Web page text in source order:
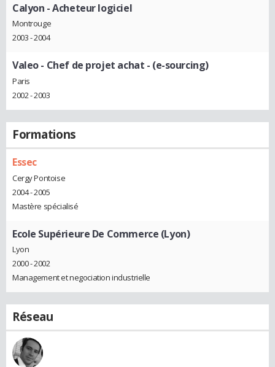
Calyon - Acheteur logiciel
Montrouge
2003 - 2004
Valeo- Chef de projet achat - (e-sourcing)
Paris
2002 - 2003
Formations
Essec
Cergy Pontoise
2004 - 2005
Mastère spécialisé
Ecole Supérieure De Commerce (Lyon)
Lyon
2000 - 2002
Management et negociation industrielle
Réseau